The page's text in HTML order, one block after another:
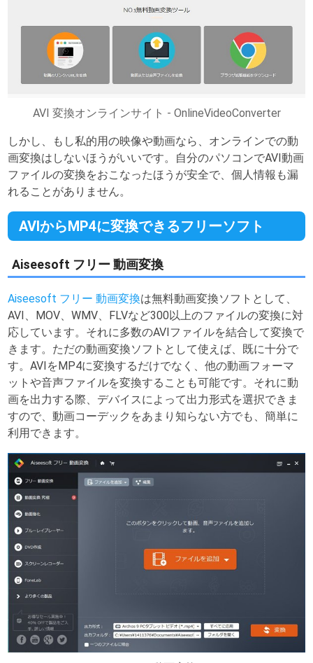
AVI 変換オンラインサイト - OnlineVideoConverter
しかし、もし私的用の映像や動画なら、オンラインでの動
画変換はしないほうがいいです。自分のパソコンでAVI動画
ファイルの変換をおこなったほうが安全で、個人情報も漏
れることがありません。
AVIからMP4に変換できるフリーソフト
Aiseesoft フリー 動画変換
Aiseesoft フリー 動画変換は無料動画変換ソフトとして、
AVI、MOV、WMV、FLVなど300以上のファイルの変換に対
応しています。それに多数のAVIファイルを結合して変換で
きます。ただの動画変換ソフトとして使えば、既に十分で
す。AVIをMP4に変換するだけでなく、他の動画フォーマ
ットや音声ファイルを変換することも可能です。それに動
画を出力する際、デバイスによって出力形式を選択できま
すので、動画コーデックをあまり知らない方でも、簡単に
利用できます。